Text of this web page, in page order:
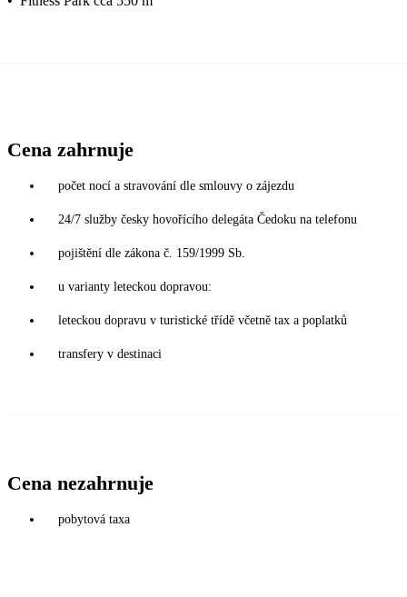
Cena zahrnuje
počet nocí a stravování dle smlouvy o zájezdu
24/7 služby česky hovořícího delegáta Čedoku na telefonu
pojištění dle zákona č. 159/1999 Sb.
u varianty leteckou dopravou:
leteckou dopravu v turistické třídě včetně tax a poplatků
transfery v destinaci
Cena nezahrnuje
pobytová taxa